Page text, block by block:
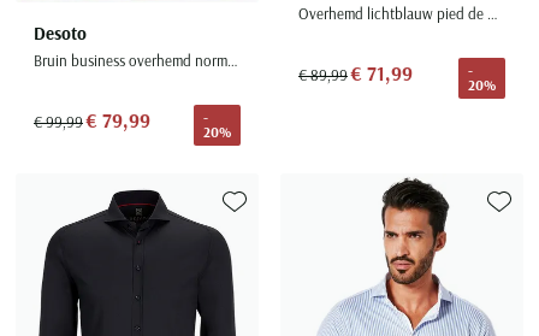
Desoto
Bruin business overhemd normale fit effen katoen
€ 99,99€ 79,99
-
20%
Overhemd lichtblauw pied de poule
€ 89,99€ 71,99
-
20%
Toevoegen aan favorieten